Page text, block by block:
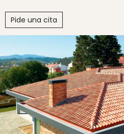
Pide una cita